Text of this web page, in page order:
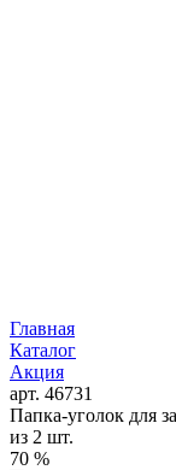
Главная
Каталог
Акция
арт. 46731
Папка-уголок для
из 2 шт.
70 %